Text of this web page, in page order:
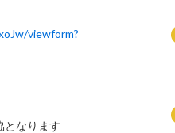
viewform?
となります